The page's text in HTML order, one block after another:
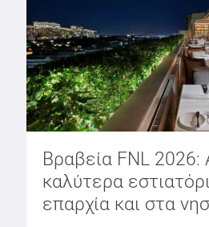
Βραβεία FNL 2026:
καλύτερα
επαρχία και στα